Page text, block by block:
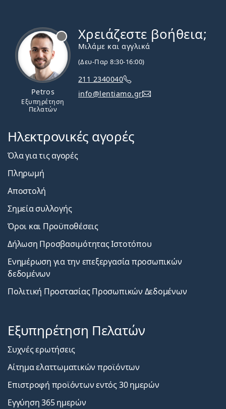
Petros
Εξυπηρέτηση
Πελατών
Χρειάζεστε βοήθεια;
Μιλάμε και αγγλικά
(Δευ-Παρ 8:30-16:00)
211 2340040
info@lentiamo.gr
Ηλεκτρονικές αγορές
Όλα για τις αγορές
Πληρωμή
Αποστολή
Σημεία συλλογής
Όροι και Προϋποθέσεις
Δήλωση Προσβασιμότητας Ιστοτόπου
Ενημέρωση για την επεξεργασία προσωπικών
δεδομένων
Πολιτική Προστασίας Προσωπικών Δεδομένων
Εξυπηρέτηση Πελατών
Συχνές ερωτήσεις
Αίτημα ελαττωματικών προϊόντων
Επιστροφή προϊόντων εντός 30 ημερών
Εγγύηση 365 ημερών